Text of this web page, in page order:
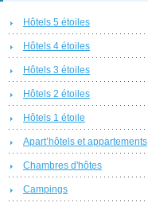
Hôtels 5 étoiles
Hôtels 4 étoiles
Hôtels 3 étoiles
Hôtels 2 étoiles
Hôtels 1 étoile
Apart’hôtels et appartements
Chambres d'hôtes
Campings